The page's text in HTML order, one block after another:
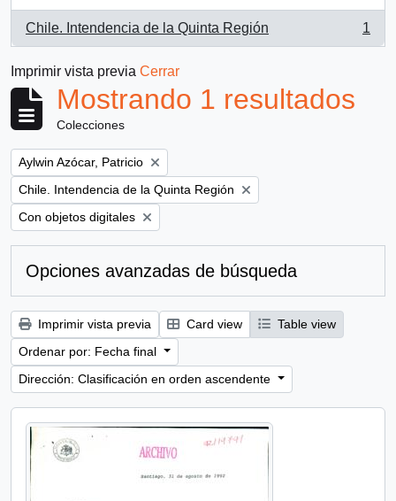
Chile. Intendencia de la Quinta Región
, 1 resultados
1
Imprimir vista previa Cerrar
Mostrando 1 resultados
Colecciones
Remove filter:
Aylwin Azócar, Patricio
Remove filter:
Chile. Intendencia de la Quinta Región
Remove filter:
Con objetos digitales
Opciones avanzadas de búsqueda
Imprimir vista previa Card view
Table view
Ordenar por: Fecha final
Dirección: Clasificación en orden ascendente